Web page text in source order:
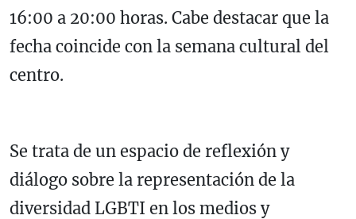
16:00 a 20:00 horas. Cabe destacar que la
fecha coincide con la semana cultural del
centro.
Se trata de un espacio de reflexión y
diálogo sobre la representación de la
diversidad LGBTI en los medios y